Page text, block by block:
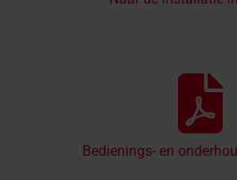
Bedienings- en